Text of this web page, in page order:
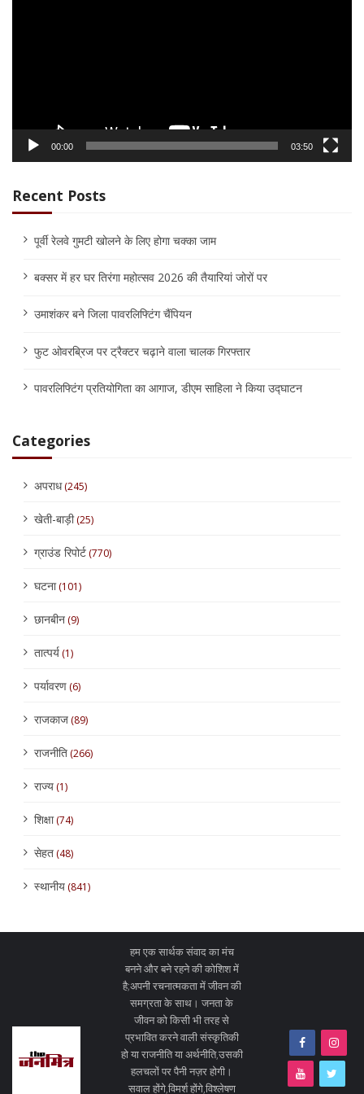
00:00 03:50
Recent Posts
पूर्वी रेलवे गुमटी खोलने के लिए होगा चक्का जाम
बक्सर में हर घर तिरंगा महोत्सव 2026 की तैयारियां जोरों पर
उमाशंकर बने जिला पावरलिफ्टिंग चैंपियन
फुट ओवरब्रिज पर ट्रैक्टर चढ़ाने वाला चालक गिरफ्तार
पावरलिफ्टिंग प्रतियोगिता का आगाज, डीएम साहिला ने किया उद्घाटन
Categories
अपराध(245)
खेती-बाड़ी(25)
ग्राउंड रिपोर्ट(770)
घटना(101)
छानबीन(9)
तात्पर्य(1)
पर्यावरण(6)
राजकाज(89)
राजनीति(266)
राज्य(1)
शिक्षा(74)
सेहत(48)
स्थानीय(841)
हम एक सार्थक संवाद का मंच
बनने और बने रहने की कोशिश में
है;अपनी रचनात्मकता में जीवन की
समग्रता के साथ। जनता के
जीवन को किसी भी तरह से
प्रभावित करने वाली संस्कृतिकी
हो या राजनीति या अर्थनीति,उसकी
हलचलों पर पैनी नज़र होगी।
सवाल होंगे,विमर्श होंगे,विश्लेषण